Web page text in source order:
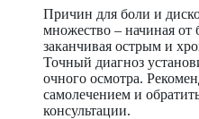
Причин для боли и
множество – начиная от
заканчивая острым и
Точный диагноз
очного осмотра.
самолечением и
консультации.